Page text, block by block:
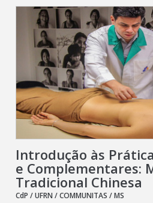
Introdução às
e Complementares:
Tradicional Chinesa
CdP / UFRN / COMMUNITAS / MS